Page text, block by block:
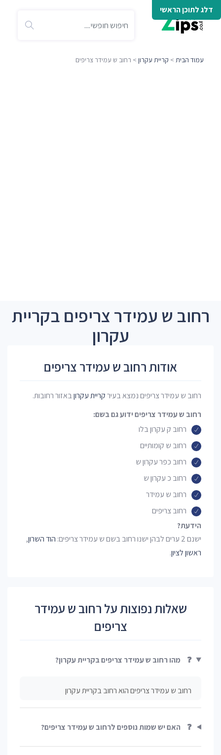
דלג לתוכן הראשי
עמוד הבית > קריית עקרון > רחוב ש עמידר צריפים
רחוב ש עמידר צריפים בקריית
עקרון
אודות רחוב ש עמידר צריפים
רחוב ש עמידר צריפים נמצא בעירקריית עקרוןבאזור רחובות.
רחוב ש עמידר צריפים ידוע גם בשם:
רחוב ק עקרון בלו
רחוב ש קומותיים
רחוב כפר עקרון ש
רחוב כ עקרון ש
רחוב ש עמידר
רחוב צריפים
הידעת?
ישנם 2 ערים לבהן ישנו רחוב בשם ש עמידר צריפים:
הוד השרון,
ראשון לציון.
שאלות נפוצות על רחוב ש עמידר
צריפים
❓ מהו רחוב ש עמידר צריפים בקריית עקרון?
רחוב ש עמידר צריפים הוא רחוב בקריית עקרון
❓ האם יש שמות נוספים לרחוב ש עמידר צריפים?